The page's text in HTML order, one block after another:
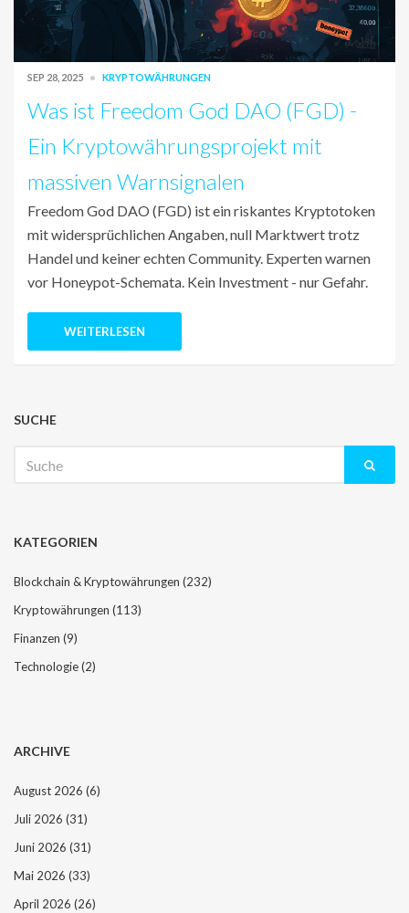
SEP 28, 2025 KRYPTOWÄHRUNGEN
Was ist Freedom God DAO (FGD) -
Ein Kryptowährungsprojekt mit
massiven Warnsignalen
Freedom God DAO (FGD) ist ein riskantes Kryptotoken
mit widersprüchlichen Angaben, null Marktwert trotz
Handel und keiner echten Community. Experten warnen
vor Honeypot-Schemata. Kein Investment - nur Gefahr.
WEITERLESEN
SUCHE
nach:
KATEGORIEN
Blockchain & Kryptowährungen (232)
Kryptowährungen (113)
Finanzen (9)
Technologie(2)
ARCHIVE
August 2026 (6)
Juli 2026 (31)
Juni 2026 (31)
Mai 2026 (33)
April 2026 (26)